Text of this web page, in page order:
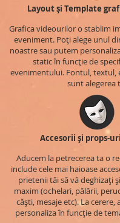
Layout și Template
Grafica videourilor o stablim
eveniment. Poți alege unul
noastre sau putem
static în funcție de
evenimentului. Fontul, textul,
sunt alegerea
Accesorii și props-
Aducem la petrecerea ta o
include cele mai haioase
prietenii tăi să vă deghizați
maxim (ochelari, pălării,
căști, mesaje etc). La cerere,
personaliza în funcție de